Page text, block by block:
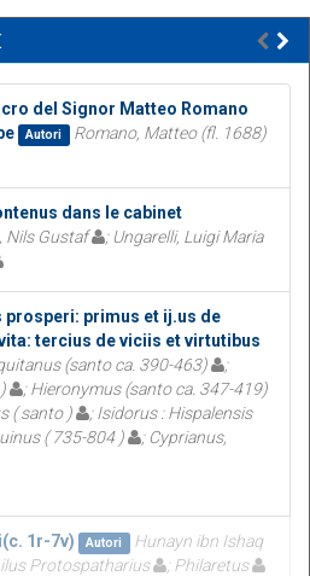
del Signor Matteo Romano
Autori Romano, Matteo (fl. 1688)
dans le cabinet
Nils Gustaf
; Ungarelli, Luigi Maria
primus et ij.us de
tercius de viciis et virtutibus
(santo ca. 390-463)
;
; Hieronymus (santo ca. 347-419)
( santo )
; Isidorus : Hispalensis
( 735-804 )
; Cyprianus,
1r-7v) Autori
Hunayn ibn Ishaq
Protospatharius ; Philaretus